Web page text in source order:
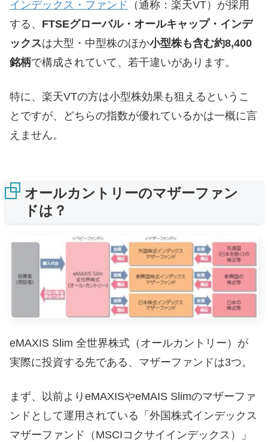
インデックス・ファンド （通称：楽天VT）が採用
する、 FTSEグローバル・オールキャップ・インデ
ックスは大型・中型株のほか小型株も含む約8,400
銘柄で構成されていて、若干違いがあります。
特に、楽天VTの方は小型株効果も狙えるというこ
とですが、どちらの指数が優れているかは一概に言
えません。
オールカントリーのマザーファン
ドは？
eMAXIS Slim 全世界株式（オールカントリー）が
実際に投資する先である、マザーファンドは3つ。
まず、以前よりeMAXISやeMAIS Slimのマザーファ
ンドとして運用されている「外国株式インデックス
マザーファンド（MSCIコクサイインデックス）」